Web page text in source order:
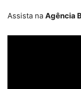
Assista na Agência